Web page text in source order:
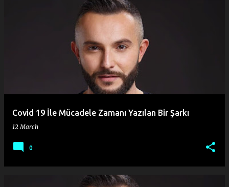
Covid 19 İle Mücadele Zamanı Yazılan Bir Şarkı
12 March
0